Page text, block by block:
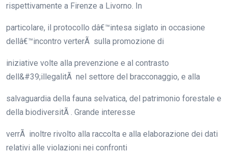
rispettivamente a Firenze a Livorno. In
particolare, il protocollo dâ€™intesa siglato in occasione
dellâ€™incontro verterÃ sulla promozione di
iniziative volte alla prevenzione e al contrasto
dell&#39;illegalitÃ nel settore del bracconaggio, e alla
salvaguardia della fauna selvatica, del patrimonio forestale e
della biodiversitÃ . Grande interesse
verrÃ inoltre rivolto alla raccolta e alla elaborazione dei dati
relativi alle violazioni nei confronti